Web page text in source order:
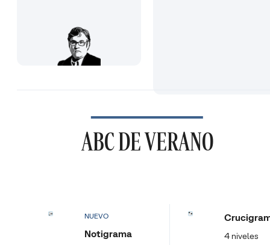
ABC DE VERANO
NUEVO
Notigrama 4 niveles